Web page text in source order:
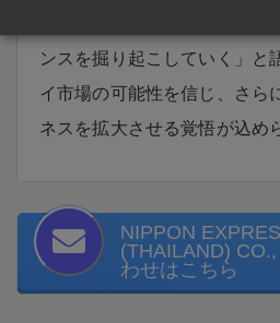
で、成熟したタイ市場の中で
ンスを掘り起こしていく」と
イ市場の可能性を信じ、さら
ネスを拡大させる覚悟が込め
NIPPON
(THAILAND)
わせはこちら